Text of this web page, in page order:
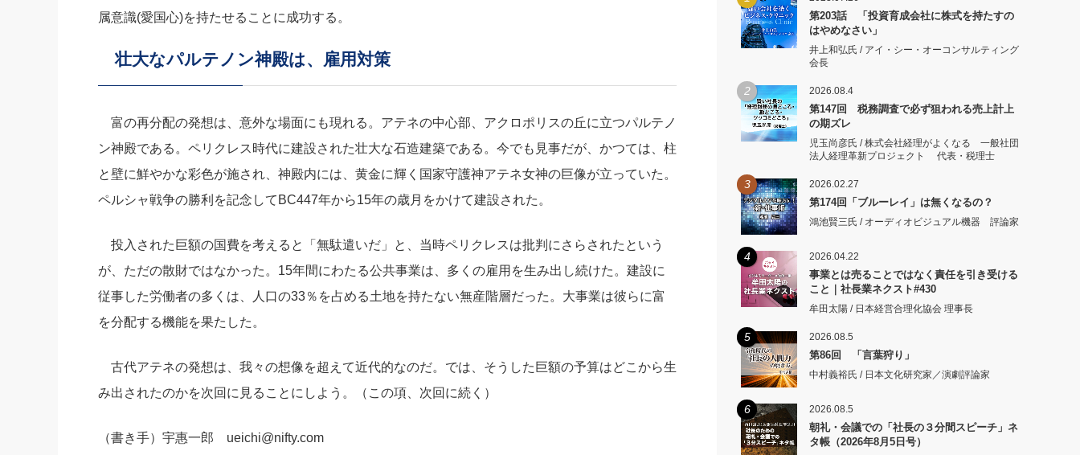
属意識(愛国心)を持たせることに成功する。
壮大なパルテノン神殿は、雇用対策
富の再分配の発想は、意外な場面にも現れる。アテネの中心部、アクロポリスの丘に立つパルテノ
ン神殿である。ペリクレス時代に建設された壮大な石造建築である。今でも見事だが、かつては、柱
と壁に鮮やかな彩色が施され、神殿内には、黄金に輝く国家守護神アテネ女神の巨像が立っていた。
ペルシャ戦争の勝利を記念してBC447年から15年の歳月をかけて建設された。
投入された巨額の国費を考えると「無駄遣いだ」と、当時ペリクレスは批判にさらされたという
が、ただの散財ではなかった。15年間にわたる公共事業は、多くの雇用を生み出し続けた。建設に
従事した労働者の多くは、人口の33％を占める土地を持たない無産階層だった。大事業は彼らに富
を分配する機能を果たした。
古代アテネの発想は、我々の想像を超えて近代的なのだ。では、そうした巨額の予算はどこから生
み出されたのかを次回に見ることにしよう。（この項、次回に続く）
（書き手）宇惠一郎 ueichi@nifty.com
第203話 「投資育成会社に株式を持たすの
はやめなさい」
井上和弘氏 / アイ・シー・オーコンサルティング
会長
2 2026.08.4
第147回 税務調査で必ず狙われる売上計上
の期ズレ
児玉尚彦氏 / 株式会社経理がよくなる 一般社団
法人経理革新プロジェクト 代表・税理士
3 2026.02.27
第174回「ブルーレイ」は無くなるの？
鴻池賢三氏 / オーディオビジュアル機器 評論家
4 2026.04.22
事業とは売ることではなく責任を引き受ける
こと｜社長業ネクスト#430
牟田太陽 / 日本経営合理化協会 理事長
5 2026.08.5
第86回 「言葉狩り」
中村義裕氏 / 日本文化研究家／演劇評論家
6 2026.08.5
朝礼・会議での「社長の３分間スピーチ」ネ
タ帳（2026年8月5日号）